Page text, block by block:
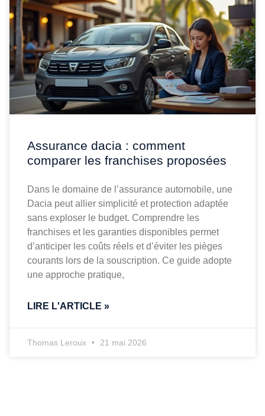
Assurance dacia : comment
comparer les franchises proposées
Dans le domaine de l’assurance automobile, une
Dacia peut allier simplicité et protection adaptée
sans exploser le budget. Comprendre les
franchises et les garanties disponibles permet
d’anticiper les coûts réels et d’éviter les pièges
courants lors de la souscription. Ce guide adopte
une approche pratique,
LIRE L'ARTICLE »
Thomas Leroux 21 mai 2026